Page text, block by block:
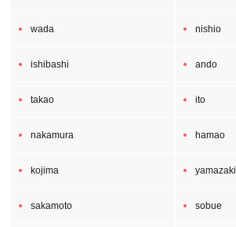
wada nishio
ishibashi ando
takao ito
nakamura hamao
kojima yamazaki
sakamoto sobue